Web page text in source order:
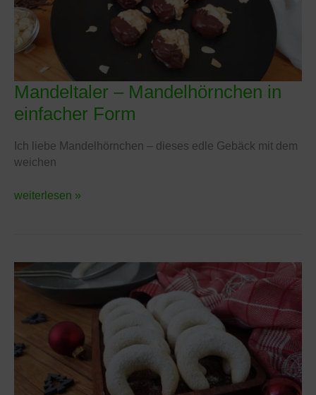
Mandeltaler – Mandelhörnchen in
einfacher Form
Ich liebe Mandelhörnchen – dieses edle Gebäck mit dem
weichen
Mandeltaler
Mandelhörnchen
einfacher
Form
weiterlesen »